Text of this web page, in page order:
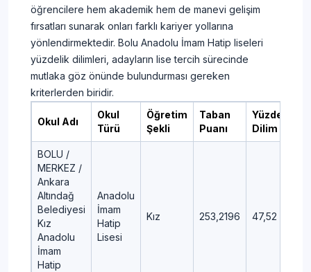
öğrencilere hem akademik hem de manevi gelişim
fırsatları sunarak onları farklı kariyer yollarına
yönlendirmektedir. Bolu Anadolu İmam Hatip liseleri
yüzdelik dilimleri, adayların lise tercih sürecinde
mutlaka göz önünde bulundurması gereken
kriterlerden biridir.
Okul Adı
Okul
Türü
Öğretim
Şekli
Taban
Puanı
Yüzdelik
Dilim
BOLU /
MERKEZ /
Ankara
Altındağ
Belediyesi
Kız
Anadolu
İmam
Hatip
Anadolu
İmam
Hatip
Lisesi
Kız 253,2196 47,52